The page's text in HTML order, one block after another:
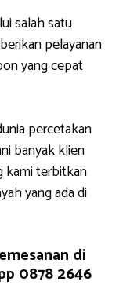
salah satu
pelayanan
yang cepat
percetakan
banyak klien
kami terbitkan
yang ada di
di
0878 2646